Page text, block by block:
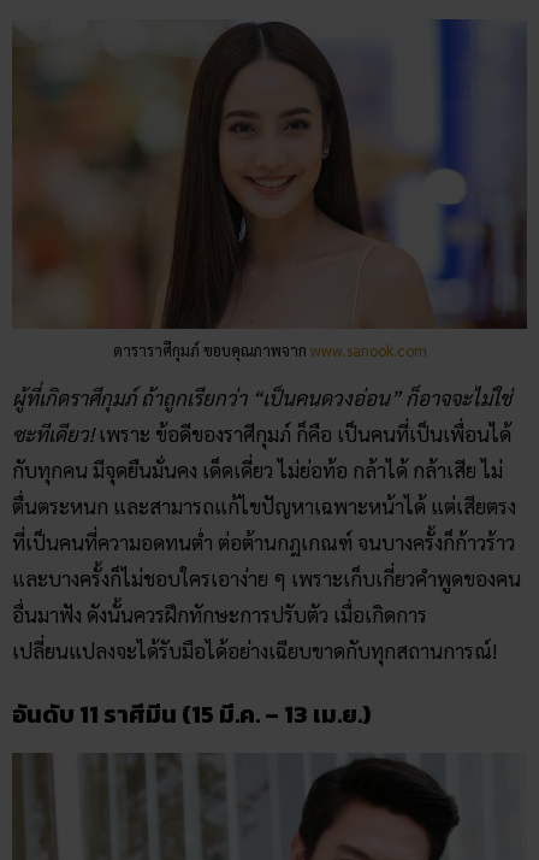
ดาราราศีกุมภ์ ขอบคุณภาพจาก www.sanook.com
ผู้ที่เกิดราศีกุมภ์ ถ้าถูกเรียกว่า “เป็นคนดวงอ่อน” ก็อาจจะไม่ใช่
ซะทีเดียว!เพราะ ข้อดีของราศีกุมภ์ ก็คือ เป็นคนที่เป็นเพื่อนได้
กับทุกคน มีจุดยืนมั่นคง เด็ดเดี่ยว ไม่ย่อท้อ กล้าได้ กล้าเสีย ไม่
ตื่นตระหนก และสามารถแก้ไขปัญหาเฉพาะหน้าได้ แต่เสียตรง
ที่เป็นคนที่ความอดทนต่ำ ต่อต้านกฎเกณฑ์ จนบางครั้งก็ก้าวร้าว
และบางครั้งก็ไม่ชอบใครเอาง่าย ๆ เพราะเก็บเกี่ยวคำพูดของคน
อื่นมาฟัง ดังนั้นควรฝึกทักษะการปรับตัว เมื่อเกิดการ
เปลี่ยนแปลงจะได้รับมือได้อย่างเฉียบขาดกับทุกสถานการณ์!
อันดับ 11 ราศีมีน (15 มี.ค. – 13 เม.ย.)